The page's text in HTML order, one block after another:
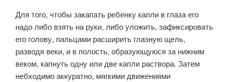
Для того, чтобы закапать ребенку капли в глаза его
надо либо взять на руки, либо уложить, зафиксировать
его голову, пальцами расширить глазную щель,
разводя веки, и в полость, образующуюся за нижним
веком, капнуть одну или две капли раствора. Затем
небходимо аккуратно, мягкими движениями